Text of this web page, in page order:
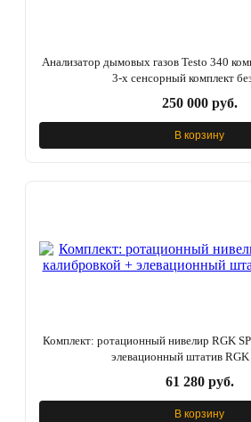
Анализатор дымовых газов Testo 340
3-х сенсорный комплект
250 000 руб.
В корзину
Комплект: ротационный нивелир RGK
элевационный штатив RGK
61 280 руб.
В корзину